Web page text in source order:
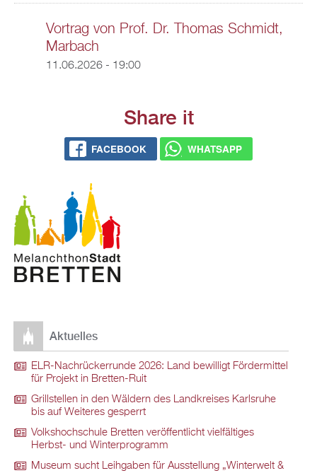
Vortrag von Prof. Dr. Thomas Schmidt,
Marbach
11.06.2026 - 19:00
Share it
FACEBOOK WHATSAPP
Aktuelles
ELR-Nachrückerrunde 2026: Land bewilligt Fördermittel
für Projekt in Bretten-Ruit
Grillstellen in den Wäldern des Landkreises Karlsruhe
bis auf Weiteres gesperrt
Volkshochschule Bretten veröffentlicht vielfältiges
Herbst- und Winterprogramm
Museum sucht Leihgaben für Ausstellung „Winterwelt &